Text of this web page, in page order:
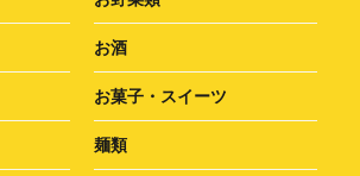
お酒
お菓子・スイーツ
麺類